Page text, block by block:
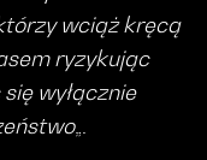
wciąż kręcą
ryzykując
wyłącznie
„.